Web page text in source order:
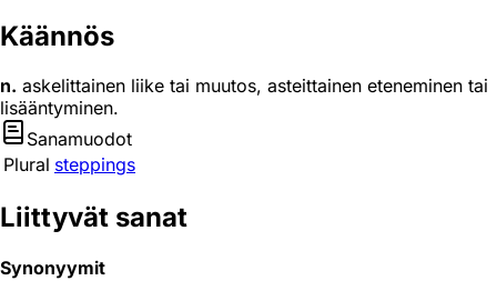
Käännös
n. askelittainen liike tai muutos, asteittainen eteneminen tai
lisääntyminen.
Sanamuodot
Plural steppings
Liittyvät sanat
Synonyymit